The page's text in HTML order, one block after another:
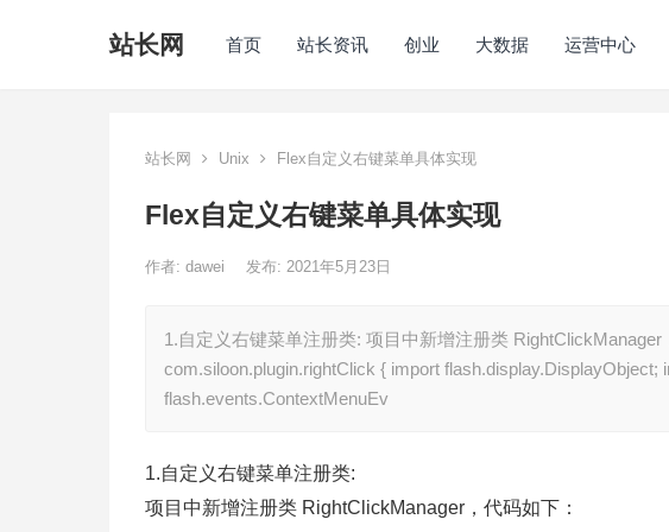
站长网 首页 站长资讯 创业 大数据 运营中心
站长网 Unix Flex自定义右键菜单具体实现
Flex自定义右键菜单具体实现
作者: dawei 发布: 2021年5月23日
1.自定义右键菜单注册类: 项目中新增注册类
com.siloon.plugin.rightClick { import
flash.events.ContextMenuEv
1.自定义右键菜单注册类:
项目中新增注册类 RightClickManager，代码如下：